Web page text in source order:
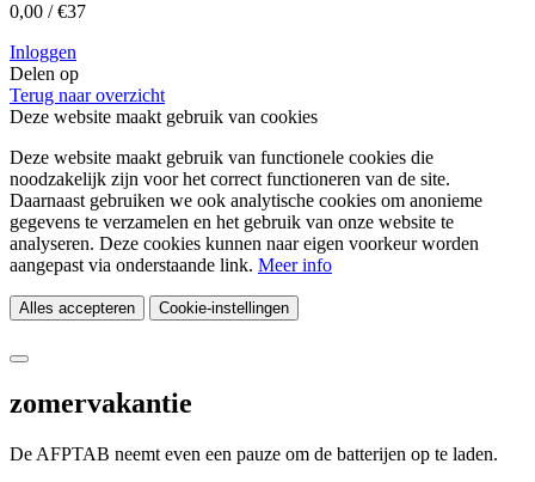
0,00 / €37
Inloggen
Delen op
Terug naar overzicht
Deze website maakt gebruik van cookies
Deze website maakt gebruik van functionele cookies die
noodzakelijk zijn voor het correct functioneren van de site.
Daarnaast gebruiken we ook analytische cookies om anonieme
gegevens te verzamelen en het gebruik van onze website te
analyseren. Deze cookies kunnen naar eigen voorkeur worden
aangepast via onderstaande link. Meer info
Alles accepteren Cookie-instellingen
zomervakantie
De AFPTAB neemt even een pauze om de batterijen op te laden.